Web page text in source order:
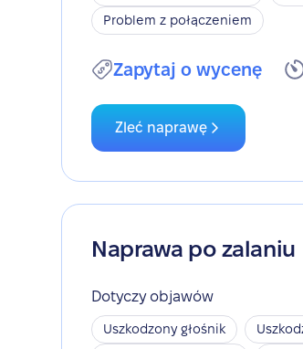
Problem z połączeniem
Zapytaj o wycenę
Zleć naprawę
Naprawa po zalaniu
Dotyczy objawów
Uszkodzony głośnik